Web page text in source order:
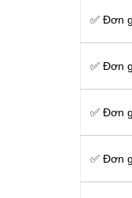
✅ Đơn
✅ Đơn
✅ Đơn
✅ Đơn